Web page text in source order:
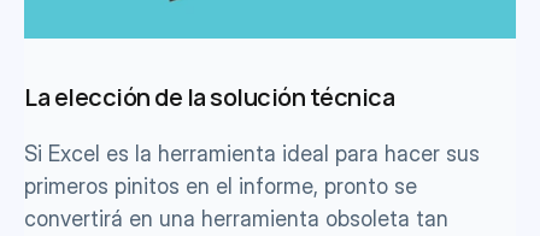
La elección de la solución técnica
Si Excel es la herramienta ideal para hacer sus
primeros pinitos en el informe, pronto se
convertirá en una herramienta obsoleta tan